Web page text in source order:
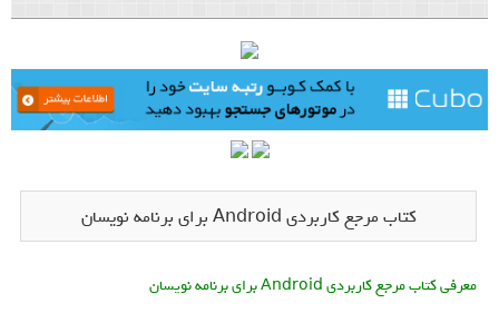
کتاب مرجع کاربردی Android برای برنامه نویسان
معرفی کتاب مرجع کاربردی Android برای برنامه نویسان